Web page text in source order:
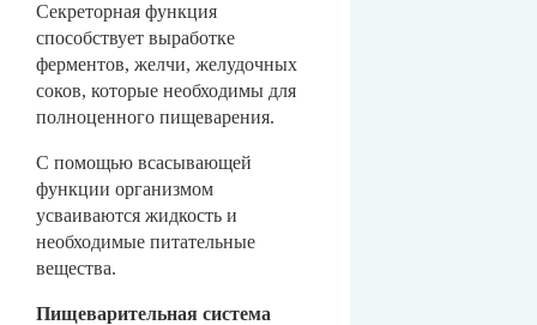
Секреторная функция
способствует выработке
ферментов, желчи, желудочных
соков, которые необходимы для
полноценного пищеварения.
С помощью всасывающей
функции организмом
усваиваются жидкость и
необходимые питательные
вещества.
Пищеварительная система